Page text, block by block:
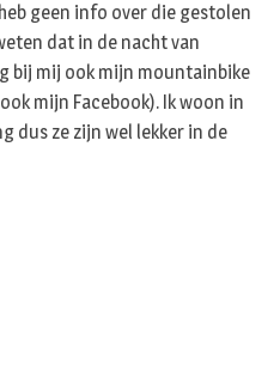
heb geen info over die gestolen
dat in de nacht van
bij mij ook mijn mountainbike
mijn Facebook). Ik woon in
dus ze zijn wel lekker in de